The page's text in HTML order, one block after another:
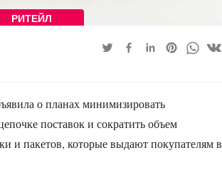
РИТЕЙЛ
о планах минимизировать
поставок и сократить объем
и пакетов, которые выдают покупателям в